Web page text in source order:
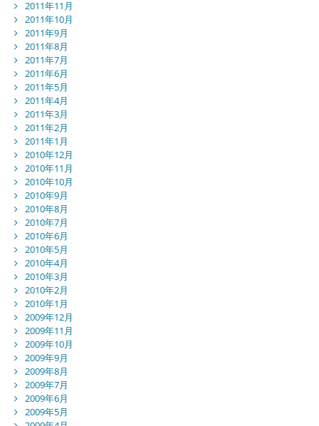
2011年11月
2011年10月
2011年9月
2011年8月
2011年7月
2011年6月
2011年5月
2011年4月
2011年3月
2011年2月
2011年1月
2010年12月
2010年11月
2010年10月
2010年9月
2010年8月
2010年7月
2010年6月
2010年5月
2010年4月
2010年3月
2010年2月
2010年1月
2009年12月
2009年11月
2009年10月
2009年9月
2009年8月
2009年7月
2009年6月
2009年5月